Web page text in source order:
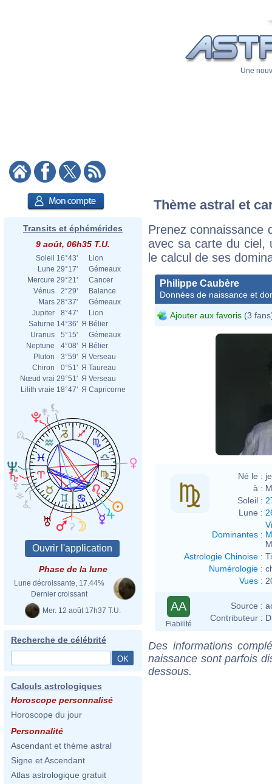
Une
Transits et éphémérides
9 août, 06h35 T.U.
Soleil 16°43'
Lion
Lune 29°17'
Gémeaux
Mercure 29°21'
Cancer
Vénus
2°29'
Balance
Mars 28°37'
Gémeaux
Jupiter
8°47'
Lion
Saturne 14°36' Я Bélier
Uranus
5°15'
Gémeaux
Neptune
4°08' Я Bélier
Pluton
3°59' Я Verseau
Chiron
0°51' Я Taureau
Nœud vrai 29°51' Я Verseau
Lilith vraie 18°47' Я Capricorne
Phase de la lune
Lune décroissante, 17.44%
Dernier croissant
Mer. 12 août 17h37 T.U.
Recherche de célébrité
Calculs astrologiques
Horoscope personnalisé
Horoscope du jour
Personnalité
Ascendant et thème astral
Signe et Ascendant
Atlas astrologique gratuit
Thème astral et
Prenez connaissance
avec sa carte du ciel,
le calcul de ses
Philippe Caubère
Données de naissance et
Ajouter aux favoris (3
Né le :
à :
Soleil :
Lune :
Dominantes :
Astrologie Chinoise :
Numérologie :
Vues :
AA
Fiabilité
Source :
Contributeur :
Des informations
naissance sont parfois
dessous.